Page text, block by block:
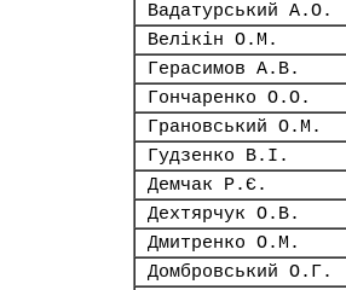
Вадатурський А.О.
Велікін О.М.
Герасимов А.В.
Гончаренко О.О.
Грановський О.М.
Гудзенко В.І.
Демчак Р.Є.
Дехтярчук О.В.
Дмитренко О.М.
Домбровський О.Г.